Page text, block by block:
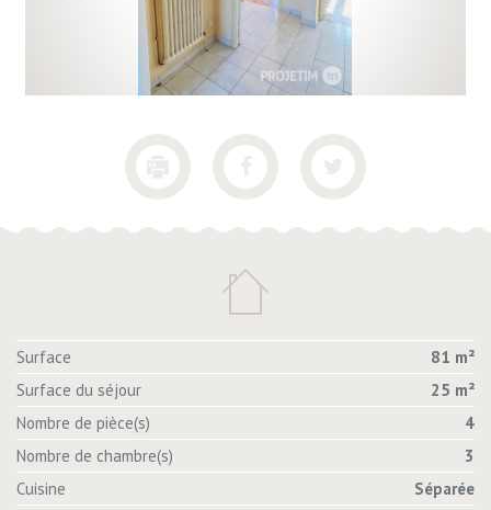
Surface
81 m²
Surface du séjour
25 m²
Nombre de pièce(s)
4
Nombre de chambre(s)
3
Cuisine
Séparée